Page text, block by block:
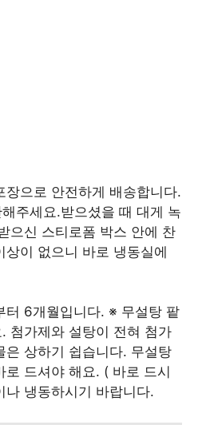
장으로 안전하게 배송합니다.
주세요.받으셨을 때 대게 녹
으신 스티로폼 박스 안에 찬
상이 없으니 바로 냉동실에
터 6개월입니다. ※ 무설탕 팥
첨가제와 설탕이 전혀 첨가
은 상하기 쉽습니다. 무설탕
로 드셔야 해요. ( 바로 드시
나 냉동하시기 바랍니다.